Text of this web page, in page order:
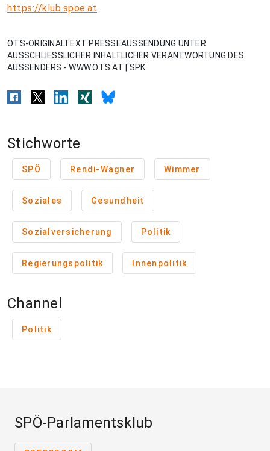
https://klub.spoe.at
OTS-ORIGINALTEXT PRESSEAUSSENDUNG UNTER
AUSSCHLIESSLICHER INHALTLICHER VERANTWORTUNG DES
AUSSENDERS - WWW.OTS.AT | SPK
Stichworte
SPÖ Rendi-Wagner Wimmer
Soziales Gesundheit
Sozialversicherung Politik
Regierungspolitik Innenpolitik
Channel
Politik
SPÖ-Parlamentsklub